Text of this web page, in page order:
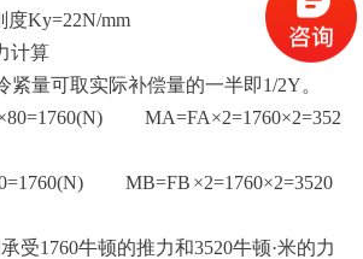
度Ky=22N/mm
计算
紧量可取实际补偿量的一半即1/2Y。
MA=FA×2=1760×2=352
MB=FB ×2=1760×2=3520
受1760牛顿的推力和3520牛顿·米的力